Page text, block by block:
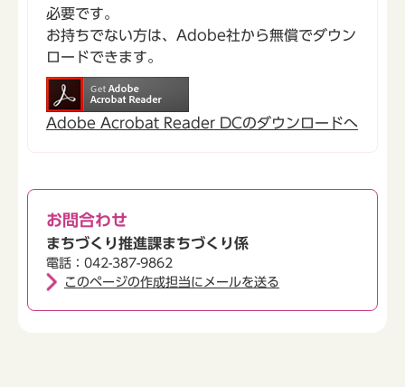
必要です。
お持ちでない方は、Adobe社から無償でダウン
ロードできます。
Adobe Acrobat Reader DCのダウンロードへ
お問合わせ
まちづくり推進課まちづくり係
電話：042-387-9862
このページの作成担当にメールを送る